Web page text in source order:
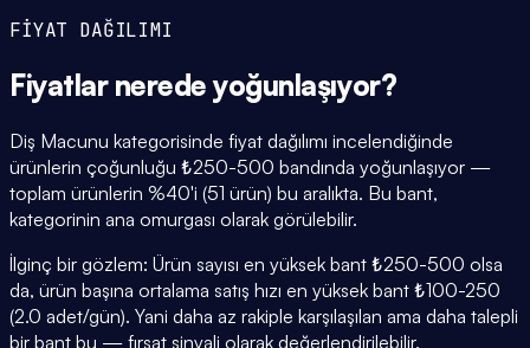
FİYAT DAĞILIMI
Fiyatlar nerede yoğunlaşıyor?
Diş Macunu kategorisinde fiyat dağılımı incelendiğinde
ürünlerin çoğunluğu ₺250-500 bandında yoğunlaşıyor —
toplam ürünlerin %40'i (51 ürün) bu aralıkta. Bu bant,
kategorinin ana omurgası olarak görülebilir.
İlginç bir gözlem: Ürün sayısı en yüksek bant ₺250-500 olsa
da, ürün başına ortalama satış hızı en yüksek bant ₺100-250
(2.0 adet/gün). Yani daha az rakiple karşılaşılan ama daha talepli
bir bant bu — fırsat sinyali olarak değerlendirilebilir.